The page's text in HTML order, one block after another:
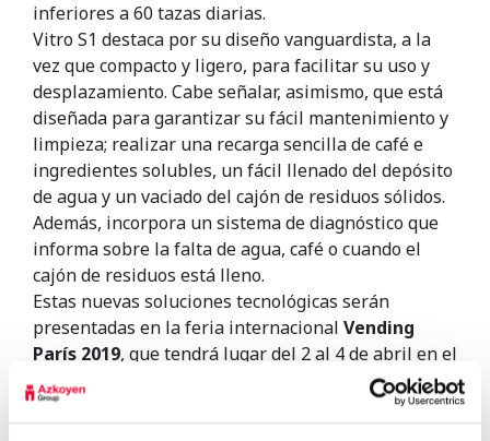
inferiores a 60 tazas diarias.
Vitro S1 destaca por su diseño vanguardista, a la
vez que compacto y ligero, para facilitar su uso y
desplazamiento. Cabe señalar, asimismo, que está
diseñada para garantizar su fácil mantenimiento y
limpieza; realizar una recarga sencilla de café e
ingredientes solubles, un fácil llenado del depósito
de agua y un vaciado del cajón de residuos sólidos.
Además, incorpora un sistema de diagnóstico que
informa sobre la falta de agua, café o cuando el
cajón de residuos está lleno.
Estas nuevas soluciones tecnológicas serán
presentadas en la feria internacional Vending
París 2019, que tendrá lugar del 2 al 4 de abril en el
centro de exposiciones Paris Expo – Porte de
Versailles. En su edición de 2017, este evento